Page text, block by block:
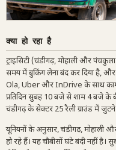
क्या हो रहा है
ट्राइसिटी (चंडीगढ़, मोहाली और
समय में बुकिंग लेना बंद कर दिया है,
Ola, Uber और InDrive के साथ काम
प्रतिदिन सुबह 10 बजे से शाम 4 बजे के
चंडीगढ़ के सेक्टर 25 रैली ग्राउंड में
यूनियनों के अनुसार, चंडीगढ़, मोहाली
हो रहे हैं। यह चौबीसों घंटे बंदी नहीं